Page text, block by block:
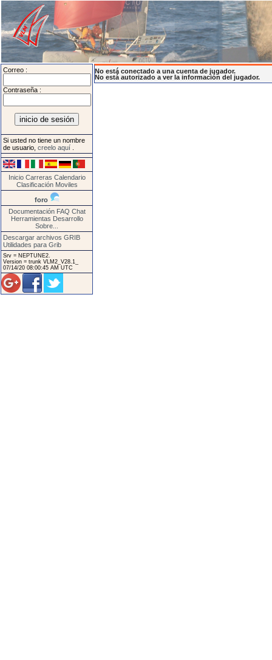
Correo :
Contraseña :
Si usted no tiene un nombre
de usuario, creelo aquí
Inicio Carreras Calendario
Clasificación Moviles
foro
Documentación FAQ Chat
Herramientas Desarrollo
Sobre...
Descargar archivos GRIB
Utilidades para Grib
Srv = NEPTUNE2.
Version = trunk VLM2_V28.1_
07/14/20 08:00:45 AM UTC
No está conectado a una cuenta de jugador.
No está autorizado a ver la información del jugador.